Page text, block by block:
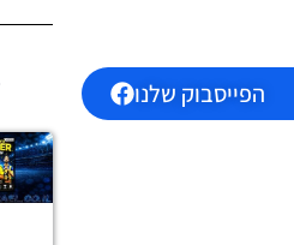
הפייסבוק שלנו